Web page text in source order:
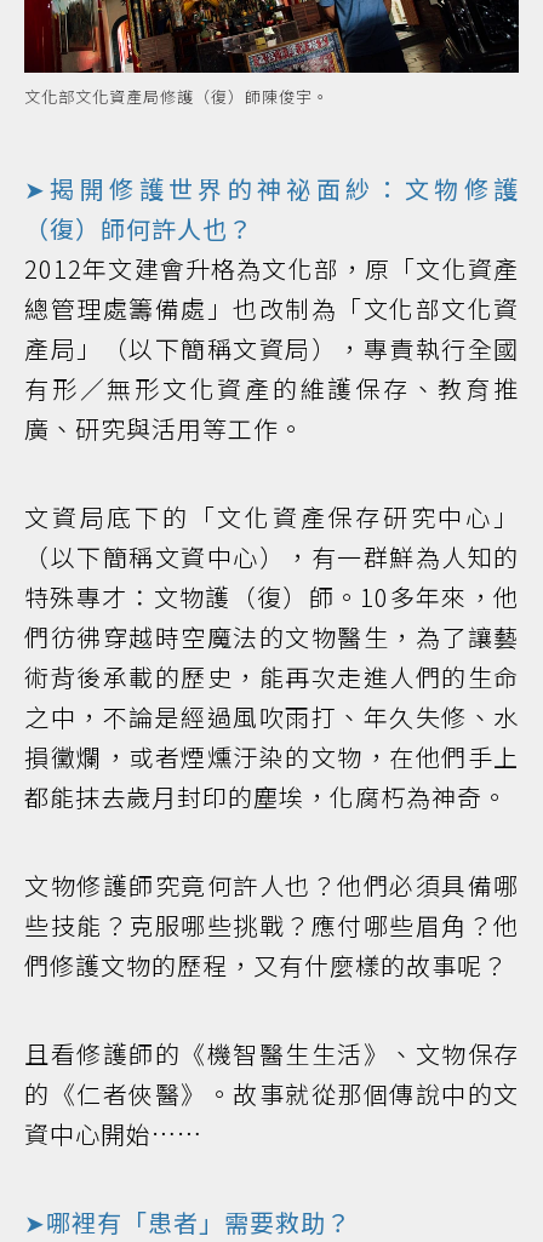
文化部文化資產局修護（復）師陳俊宇。
➤揭開修護世界的神祕面紗：文物修護
（復）師何許人也？
2012年文建會升格為文化部，原「文化資產
總管理處籌備處」也改制為「文化部文化資
產局」（以下簡稱文資局），專責執行全國
有形／無形文化資產的維護保存、教育推
廣、研究與活用等工作。
文資局底下的「文化資產保存研究中心」
（以下簡稱文資中心），有一群鮮為人知的
特殊專才：文物護（復）師。10多年來，他
們彷彿穿越時空魔法的文物醫生，為了讓藝
術背後承載的歷史，能再次走進人們的生命
之中，不論是經過風吹雨打、年久失修、水
損黴爛，或者煙燻汙染的文物，在他們手上
都能抹去歲月封印的塵埃，化腐朽為神奇。
文物修護師究竟何許人也？他們必須具備哪
些技能？克服哪些挑戰？應付哪些眉角？他
們修護文物的歷程，又有什麼樣的故事呢？
且看修護師的《機智醫生生活》、文物保存
的《仁者俠醫》。故事就從那個傳說中的文
資中心開始……
➤哪裡有「患者」需要救助？